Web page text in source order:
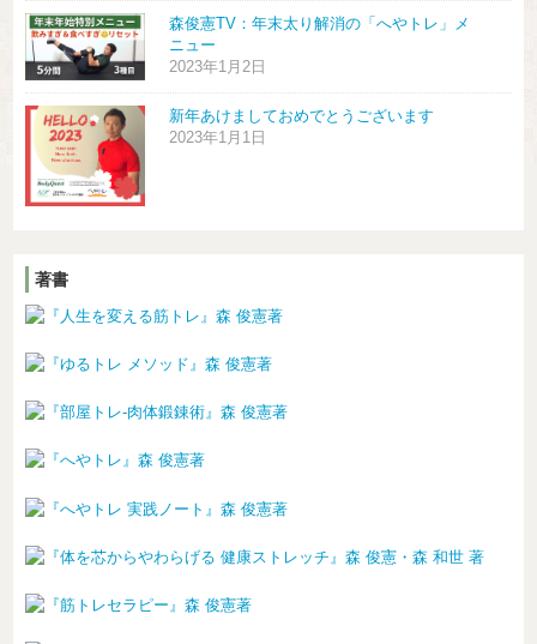
森俊憲TV：年末太り解消の「へやトレ」メ
ニュー
2023年1月2日
新年あけましておめでとうございます
2023年1月1日
著書